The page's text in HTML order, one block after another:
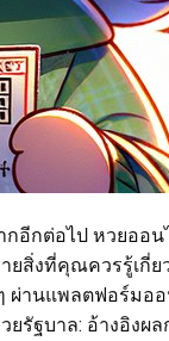
กต่อไป หวยออ
ยสิ่งที่คุณควรรู้เ
นแพลตฟอร์มอ
ฐบาล: อ้างอิง